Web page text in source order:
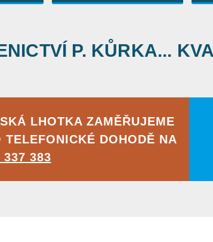
P. KŮRKA...
LHOTKA ZAMĚŘUJEME
DOHODĚ NA
337 383